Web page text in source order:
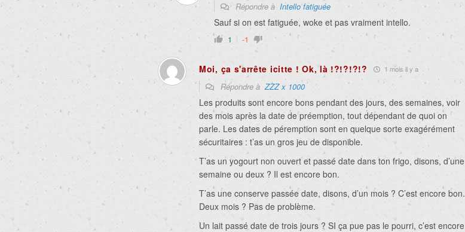
Répondre à Intello fatiguée
Sauf si on est fatiguée, woke et pas vraiment intello.
1 -1
Moi, ça s'arrête icitte ! Ok, là !?!?!?!? 1 mois il y a
Répondre àZZZ x 1000
Les produits sont encore bons pendant des jours, des semaines, voir
des mois après la date de préemption, tout dépendant de quoi on
parle. Les dates de péremption sont en quelque sorte exagérément
sécuritaires : t’as un gros jeu de disponible.
T’as un yogourt non ouvert et passé date dans ton frigo, disons, d’une
semaine ou deux ? Il est encore bon.
T’as une conserve passée date, disons, d’un mois ? C’est encore bon.
Deux mois ? Pas de problème.
Un lait passé date de trois jours ? SI ça pue pas le pourri, c’est encore